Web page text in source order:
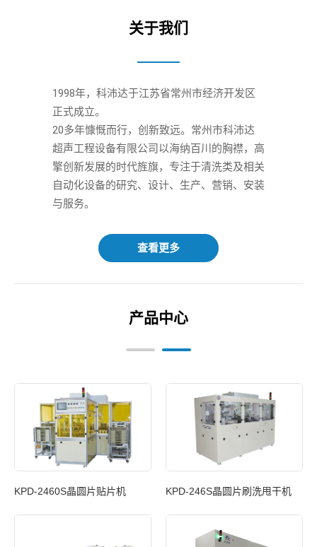
关于我们
1998年，科沛达于江苏省常州市经济开发区
正式成立。
20多年慷慨而行，创新致远。常州市科沛达
超声工程设备有限公司以海纳百川的胸襟，高
擎创新发展的时代旌旗，专注于清洗类及相关
自动化设备的研究、设计、生产、营销、安装
与服务。
查看更多
产品中心
KPD-2460S晶圆片贴片机 KPD-246S晶圆片刷洗甩干机 玻璃